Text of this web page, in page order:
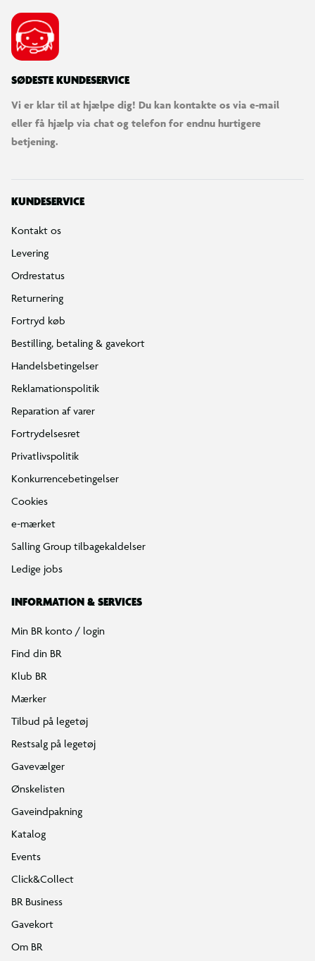
SØDESTE KUNDESERVICE
Vi er klar til at hjælpe dig! Du kan kontakte os via e-mail
eller få hjælp via chat og telefon for endnu hurtigere
betjening.
KUNDESERVICE
Kontakt os
Levering
Ordrestatus
Returnering
Fortryd køb
Bestilling, betaling & gavekort
Handelsbetingelser
Reklamationspolitik
Reparation af varer
Fortrydelsesret
Privatlivspolitik
Konkurrencebetingelser
Cookies
e-mærket
Salling Group tilbagekaldelser
Ledige jobs
INFORMATION & SERVICES
Min BR konto / login
Find din BR
Klub BR
Mærker
Tilbud på legetøj
Restsalg på legetøj
Gavevælger
Ønskelisten
Gaveindpakning
Katalog
Events
Click&Collect
BR Business
Gavekort
Om BR